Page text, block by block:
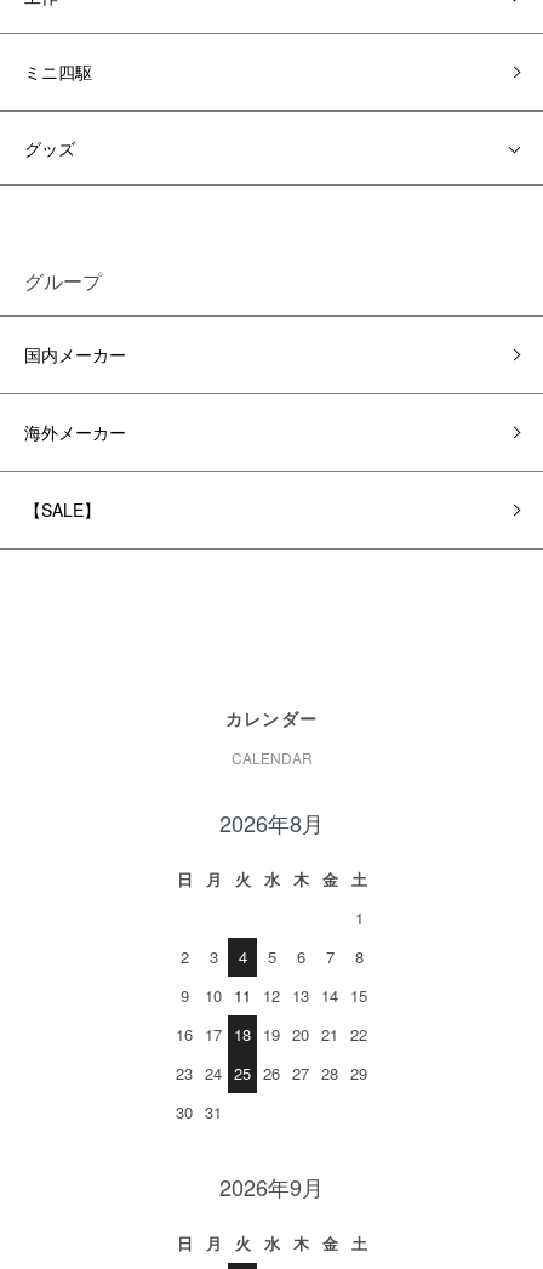
ミニ四駆
グッズ
グループ
国内メーカー
海外メーカー
【SALE】
カレンダー
CALENDAR
2026年8月
日 月 火 水 木 金
土
1
2
3 4 5 6 7
8
9
10 11 12 13 14 15
16 17 18 19 20 21
22
23 24 25 26 27 28 29
30 31
2026年9月
日 月 火 水 木 金
土